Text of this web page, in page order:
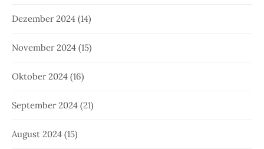
Dezember 2024 (14)
November 2024 (15)
Oktober 2024 (16)
September 2024 (21)
August 2024 (15)